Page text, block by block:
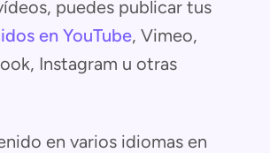
puedes publicar tus
en YouTube, Vimeo,
Instagram u otras
en varios idiomas en